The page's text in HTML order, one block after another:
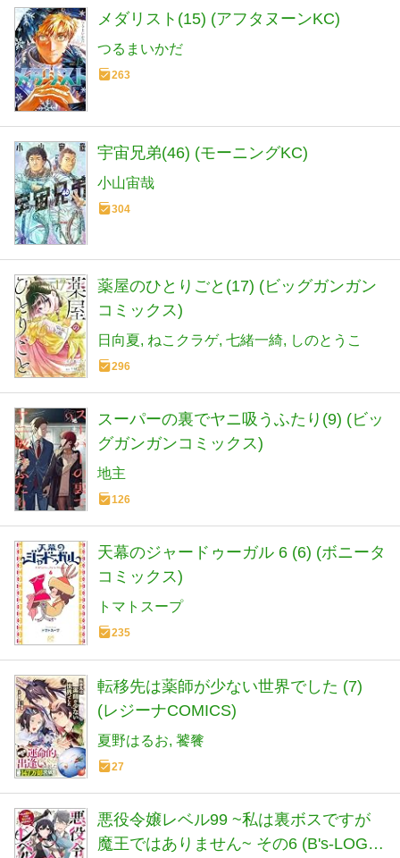
メダリスト(15) (アフタヌーンKC)
つるまいかだ
263
宇宙兄弟(46) (モーニングKC)
小山宙哉
304
薬屋のひとりごと(17) (ビッグガンガン
コミックス)
日向夏 ねこクラゲ 七緒一綺 しのとうこ
296
スーパーの裏でヤニ吸うふたり(9) (ビッ
グガンガンコミックス)
地主
126
天幕のジャードゥーガル 6 (6) (ボニータ
コミックス)
トマトスープ
235
転移先は薬師が少ない世界でした (7)
(レジーナCOMICS)
夏野はるお 饕餮
27
悪役令嬢レベル99 ~私は裏ボスですが
魔王ではありません~ その6 (B's-LOG